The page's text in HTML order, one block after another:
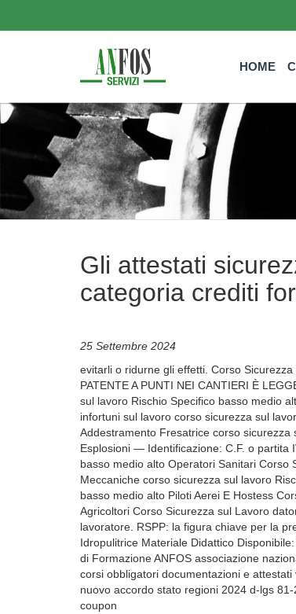
HOME
Gli attestati
categoria crediti
25 Settembre 2024
evitarli o ridurne gli effetti. Corso
PATENTE A PUNTI NEI CANTIERI È
sul lavoro Rischio Specifico basso medio
infortuni sul lavoro corso sicurezza sul
Addestramento Fresatrice corso
Esplosioni — Identificazione: C.F. o partita
basso medio alto Operatori Sanitari Corso
Meccaniche corso sicurezza sul lavoro
basso medio alto Piloti Aerei E Hostess
Agricoltori Corso Sicurezza sul Lavoro
lavoratore. RSPP: la figura chiave per la
Idropulitrice Materiale Didattico
di Formazione ANFOS associazione
corsi obbligatori documentazioni e attestati
nuovo accordo stato regioni 2024 d-lgs
coupon